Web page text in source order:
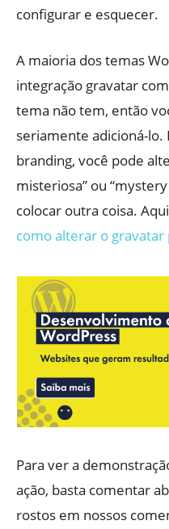
configurar e esquecer.
A maioria dos temas
integração gravatar
tema não tem, então
seriamente adicioná-lo.
branding, você pode
misteriosa” ou
colocar outra coisa.
como alterar o
Para ver a
ação, basta comentar
rostos em nossos